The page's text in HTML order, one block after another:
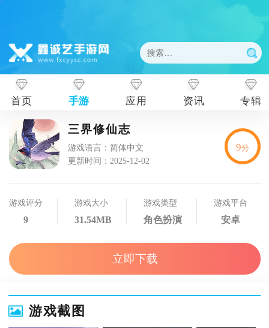
首页 手游 应用 资讯 专辑
三界修仙志
游戏语言：简体中文
更新时间：2025-12-02
游戏评分
9
游戏大小
31.54MB
游戏类型
角色扮演
游戏平台
安卓
9分
立即下载
游戏截图